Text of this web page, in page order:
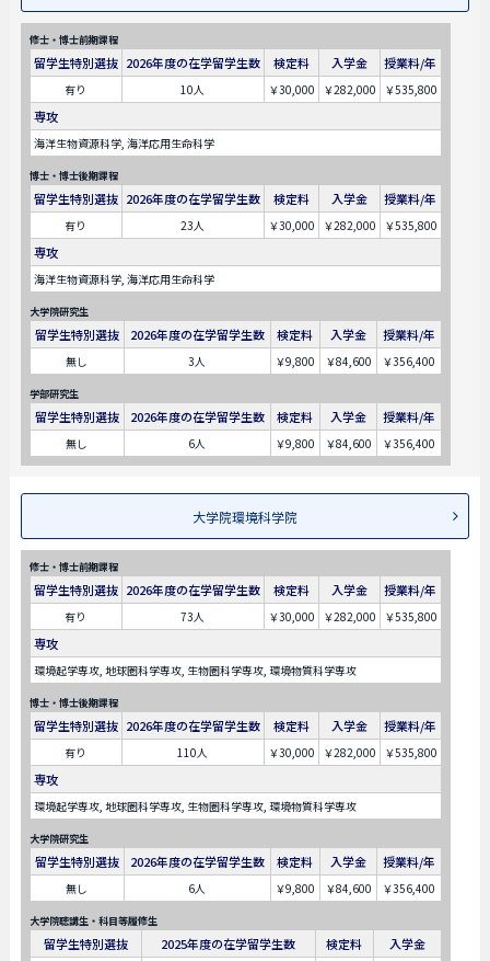
修士・博士前期課程
留学生特別選抜 2026年度の在学留学生数 検定料 入学金 授業料/年
有り 10人 ￥30,000 ￥282,000 ￥535,800
専攻
海洋生物資源科学, 海洋応用生命科学
博士・博士後期課程
留学生特別選抜 2026年度の在学留学生数 検定料 入学金 授業料/年
有り 23人 ￥30,000 ￥282,000 ￥535,800
専攻
海洋生物資源科学, 海洋応用生命科学
大学院研究生
留学生特別選抜 2026年度の在学留学生数 検定料 入学金 授業料/年
無し 3人 ￥9,800 ￥84,600 ￥356,400
学部研究生
留学生特別選抜 2026年度の在学留学生数 検定料 入学金 授業料/年
無し 6人 ￥9,800 ￥84,600 ￥356,400
大学院環境科学院
修士・博士前期課程
留学生特別選抜 2026年度の在学留学生数 検定料 入学金 授業料/年
有り 73人 ￥30,000 ￥282,000 ￥535,800
専攻
環境起学専攻, 地球圏科学専攻, 生物圏科学専攻, 環境物質科学専攻
博士・博士後期課程
留学生特別選抜 2026年度の在学留学生数 検定料 入学金 授業料/年
有り 110人 ￥30,000 ￥282,000 ￥535,800
専攻
環境起学専攻, 地球圏科学専攻, 生物圏科学専攻, 環境物質科学専攻
大学院研究生
留学生特別選抜 2026年度の在学留学生数 検定料 入学金 授業料/年
無し 6人 ￥9,800 ￥84,600 ￥356,400
大学院聴講生・科目等履修生
留学生特別選抜 2025年度の在学留学生数 検定料 入学金